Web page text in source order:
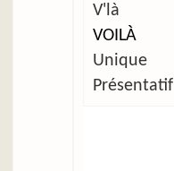
V'là
VOILÀ
Unique
Présentatif